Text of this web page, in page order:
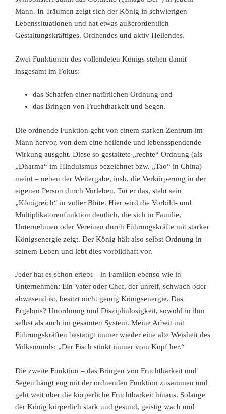
Mann. In Träumen zeigt sich der König in schwierigen
Lebenssituationen und hat etwas außerordentlich
Gestaltungskräftiges, Ordnendes und aktiv Heilendes.
Zwei Funktionen des vollendeten Königs stehen damit
insgesamt im Fokus:
das Schaffen einer natürlichen Ordnung und
das Bringen von Fruchtbarkeit und Segen.
Die ordnende Funktion geht von einem starken Zentrum im
Mann hervor, von dem eine heilende und lebensspendende
Wirkung ausgeht. Diese so gestaltete „rechte“ Ordnung (als
„Dharma“ im Hinduismus bezeichnet bzw. „Tao“ in China)
meint – neben der Weitergabe, insb. die Verkörperung in der
eigenen Person durch Vorleben. Tut er das, steht sein
„Königreich“ in voller Blüte. Hier wird die Vorbild- und
Multiplikatorenfunktion deutlich, die sich in Familie,
Unternehmen oder Vereinen durch Führungskräfte mit starker
Königsenergie zeigt. Der König hält also selbst Ordnung in
seinem Leben und lebt dies vorbildhaft vor.
Jeder hat es schon erlebt – in Familien ebenso wie in
Unternehmen: Ein Vater oder Chef, der unreif, schwach oder
abwesend ist, besitzt nicht genug Königsenergie. Das
Ergebnis? Unordnung und Disziplinlosigkeit, sowohl in ihm
selbst als auch im gesamten System. Meine Arbeit mit
Führungskräften bestätigt immer wieder eine alte Weisheit des
Volksmunds: „Der Fisch stinkt immer vom Kopf her.“
Die zweite Funktion – das Bringen von Fruchtbarkeit und
Segen hängt eng mit der ordnenden Funktion zusammen und
geht weit über die körperliche Fruchtbarkeit hinaus. Solange
der König körperlich stark und gesund, geistig wach und